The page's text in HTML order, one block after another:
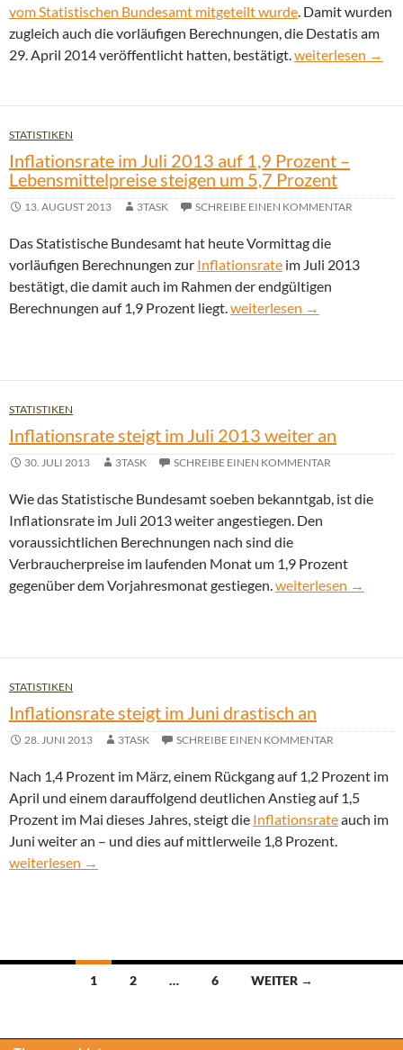
vom Statistischen Bundesamt mitgeteilt wurde. Damit wurden
zugleich auch die vorläufigen Berechnungen, die Destatis am
29. April 2014 veröffentlicht hatten, bestätigt.Inflationsrate
weiterlesen →
STATISTIKEN
Inflationsrate im Juli 2013 auf 1,9 Prozent –
Lebensmittelpreise steigen um 5,7 Prozent
13. AUGUST 2013 3TASK SCHREIBE EINEN KOMMENTAR
Das Statistische Bundesamt hat heute Vormittag die
vorläufigen Berechnungen zur Inflationsrate im Juli 2013
bestätigt, die damit auch im Rahmen der endgültigen
Berechnungen auf 1,9 Prozent liegt.Inflationsrate im Juli 2013
weiterlesen →
STATISTIKEN
Inflationsrate steigt im Juli 2013 weiter an
30. JULI 2013 3TASK SCHREIBE EINEN KOMMENTAR
Wie das Statistische Bundesamt soeben bekanntgab, ist die
Inflationsrate im Juli 2013 weiter angestiegen. Den
voraussichtlichen Berechnungen nach sind die
Verbraucherpreise im laufenden Monat um 1,9 Prozent
gegenüber dem Vorjahresmonat gestiegen.Inflationsrate steigt
weiterlesen →
STATISTIKEN
Inflationsrate steigt im Juni drastisch an
28. JUNI 2013 3TASK SCHREIBE EINEN KOMMENTAR
Nach 1,4 Prozent im März, einem Rückgang auf 1,2 Prozent im
April und einem darauffolgend deutlichen Anstieg auf 1,5
Prozent im Mai dieses Jahres, steigt die Inflationsrateauch im
Juni weiter an – und dies auf mittlerweile 1,8 Prozent.
Inflationsrate steigt im Juni drastisch an
weiterlesen →
Beitragsnavigation
1 2 … 6 WEITER →